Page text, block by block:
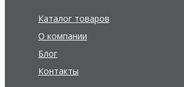
Каталог товаров
О компании
Блог
Контакты